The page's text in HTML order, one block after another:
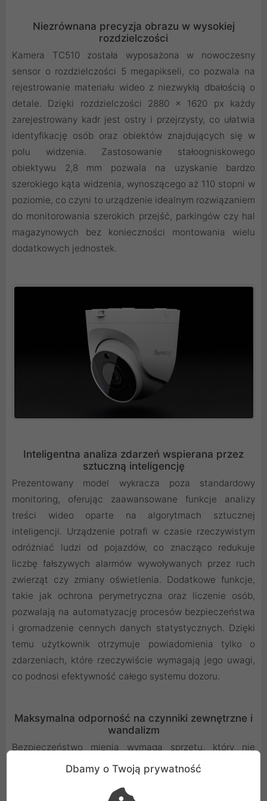
Niezrównana precyzja obrazu w wysokiej
rozdzielczości
Kamera TC510 została wyposażona w nowoczesny
sensor o rozdzielczości 5 megapikseli, co pozwala na
rejestrowanie materiału wideo z niezwykłą dbałością o
detale. Dzięki rozdzielczości 2880 x 1620 px każdy
zarejestrowany kadr jest ostry i przejrzysty, co ułatwia
identyfikację osób oraz obiektów znajdujących się w
polu widzenia. Zastosowanie stałoogniskowego
obiektywu 2,8 mm pozwala na uzyskanie bardzo
szerokiego kąta widzenia, wynoszącego aż 110 stopni w
poziomie, co czyni to urządzenie idealnym rozwiązaniem
do monitorowania szerokich przejść, parkingów czy hal
magazynowych bez konieczności montowania wielu
dodatkowych jednostek.
Inteligentna analiza zdarzeń wspierana przez
sztuczną inteligencję
Prezentowany model wykracza poza standardowy
monitoring, oferując zaawansowane funkcje analizy
treści wideo oparte na algorytmach sztucznej
inteligencji. Urządzenie potrafi w czasie rzeczywistym
odróżniać ludzi od pojazdów, co znacząco redukuje
liczbę fałszywych alarmów wywoływanych przez ruch
zwierząt czy zmiany oświetlenia. Dodatkowe funkcje,
takie jak ochrona perymetryczna oraz liczenie osób,
pozwalają na automatyzację procesów bezpieczeństwa
i gromadzenie cennych danych statystycznych. Dzięki
temu użytkownik otrzymuje powiadomienia tylko o
zdarzeniach, które rzeczywiście wymagają jego uwagi,
co podnosi efektywność całego systemu dozoru.
Maksymalna odporność na czynniki zewnętrzne i
wandalizm
Bezpieczeństwo mienia wymaga sprzętu, który nie
zawiedzie nawet w najtrudniejszych okolicznościach,
o klasie wandaloodporności IK10. Chroni ona delikatne
Dbamy o Twoją prywatność